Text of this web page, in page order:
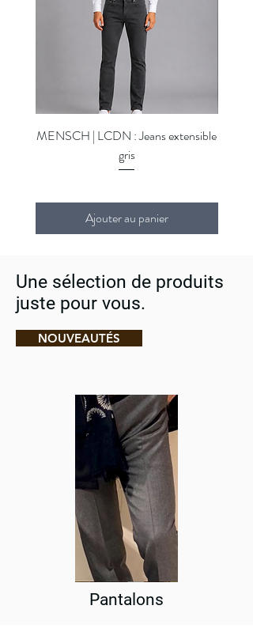
MENSCH | LCDN : Jeans extensible
gris
Ajouter au panier
Une sélection de produits
juste pour vous.
NOUVEAUTÉS
Pantalons